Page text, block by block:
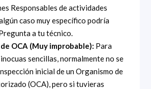
Responsables de actividades
caso muy específico podría
a tu técnico.
OCA (Muy improbable): Para
sencillas, normalmente no se
inicial de un Organismo de
(OCA), pero si tuvieras